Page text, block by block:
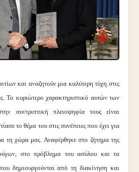
και αναζητούν μια καλύτερη τύχη στις
Το κυριώτερο χαρακτηριστικό αυτών των
συντριπτική πλειοψηφία τους είναι
το θέμα του στις συνέπειες που έχει για
τη χώρα μας. Αναφέρθηκε στο ζήτημα της
στο πρόβλημα του ασύλου και τα
δημιουργούνται από τη διακίνηση και